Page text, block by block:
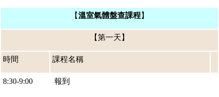
【溫室氣體盤查課程】
【第一天】
時間 課程名稱
8:30-9:00 報到